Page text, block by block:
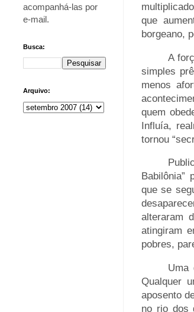
que
borgeano,
A
simples
menos
quem
Influía,
tornou
Babilônia”
que se
alteraram
atingiram
pobres,
Uma
Qualquer
aposento
no rio dos
acompanhá-las por
e-mail.
Busca:
Arquivo: